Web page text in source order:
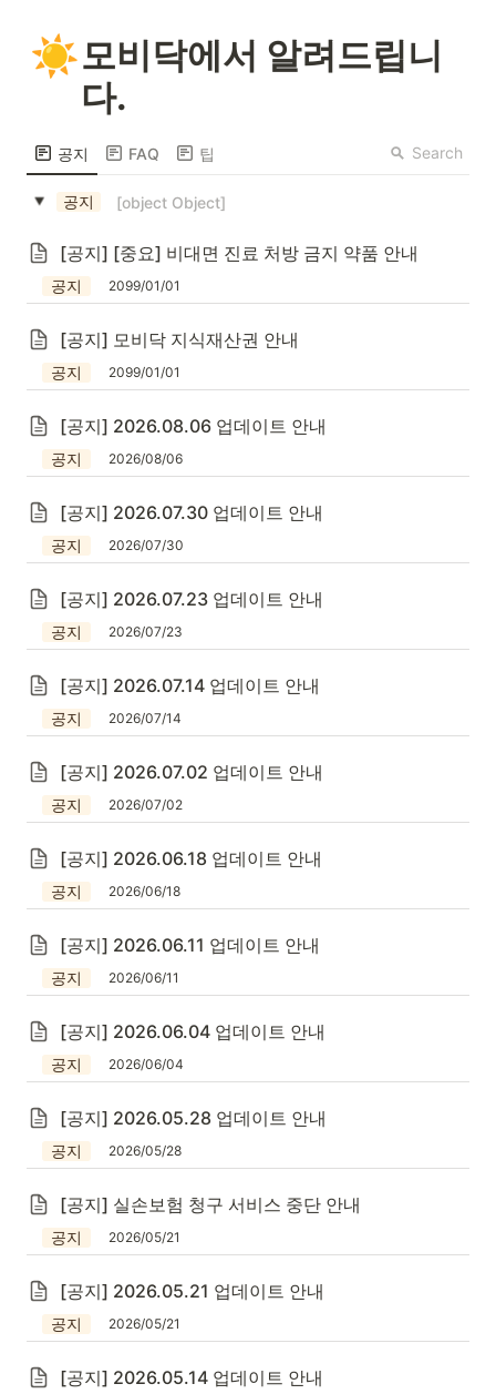
☀️모비닥에서 알려드립니
다.
공지 FAQ 팁 Search
공지 [object Object]
[공지] [중요] 비대면 진료 처방 금지 약품 안내
공지 2099/01/01
[공지] 모비닥 지식재산권 안내
공지 2099/01/01
[공지] 2026.08.06 업데이트 안내
공지 2026/08/06
[공지] 2026.07.30 업데이트 안내
공지 2026/07/30
[공지] 2026.07.23 업데이트 안내
공지 2026/07/23
[공지] 2026.07.14 업데이트 안내
공지 2026/07/14
[공지] 2026.07.02 업데이트 안내
공지 2026/07/02
[공지] 2026.06.18 업데이트 안내
공지 2026/06/18
[공지] 2026.06.11 업데이트 안내
공지 2026/06/11
[공지] 2026.06.04 업데이트 안내
공지 2026/06/04
[공지] 2026.05.28 업데이트 안내
공지 2026/05/28
[공지] 실손보험 청구 서비스 중단 안내
공지 2026/05/21
[공지] 2026.05.21 업데이트 안내
공지 2026/05/21
[공지] 2026.05.14 업데이트 안내